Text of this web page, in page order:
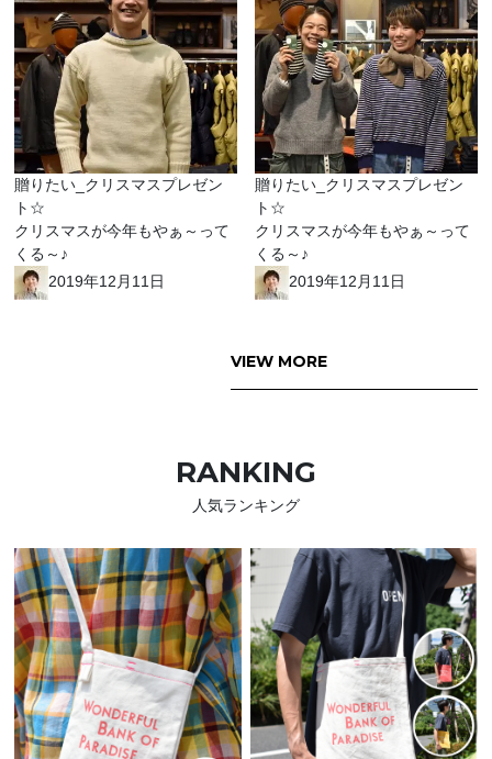
贈りたい_クリスマスプレゼン
ト☆
クリスマスが今年もやぁ～って
くる～♪
2019年12月11日
贈りたい_クリスマスプレゼン
ト☆
クリスマスが今年もやぁ～って
くる～♪
2019年12月11日
VIEW MORE
RANKING
人気ランキング